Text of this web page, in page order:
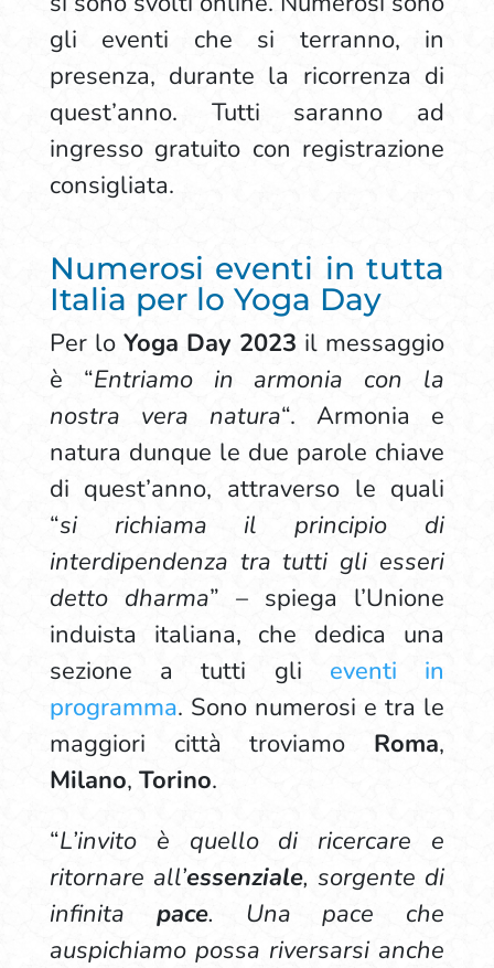
gli eventi che si terranno, in
presenza, durante la ricorrenza di
quest’anno. Tutti saranno ad
ingresso gratuito con registrazione
consigliata.
Numerosi eventi in tutta
Italia per lo Yoga Day
Per lo Yoga Day 2023 il messaggio
è “Entriamo in armonia con la
nostra vera natura“. Armonia e
natura dunque le due parole chiave
di quest’anno, attraverso le quali
“si richiama il principio di
interdipendenza tra tutti gli esseri
detto dharma” – spiega l’Unione
induista italiana, che dedica una
sezione a tutti gli eventi in
programma. Sono numerosi e tra le
maggiori città troviamo Roma,
Milano, Torino.
“L’invito è quello di ricercare e
ritornare all’essenziale, sorgente di
infinita pace. Una pace che
auspichiamo possa riversarsi anche